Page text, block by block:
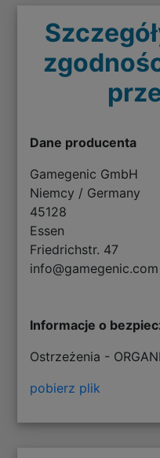
Dane producenta
Gamegenic GmbH
Niemcy / Germany
45128
Essen
Friedrichstr. 47
info@gamegenic.com
Informacje o
Ostrzeżenia -
pobierz plik